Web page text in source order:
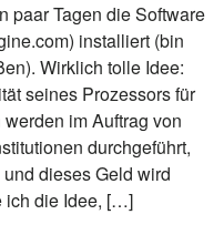
paar Tagen die Software
installiert (bin
Wirklich tolle Idee:
seines Prozessors für
im Auftrag von
durchgeführt,
dieses Geld wird
ich die Idee, […]